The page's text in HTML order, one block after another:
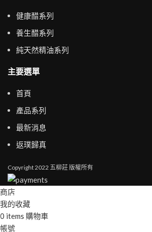
健康醋系列
養生醋系列
純天然精油系列
主要選單
首頁
產品系列
最新消息
返璞歸真
Copyright2022 五柳莊 版權所有
商店
我的收藏
0 items 購物車
帳號